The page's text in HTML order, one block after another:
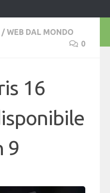
/ WEB DAL MONDO
0
16
9